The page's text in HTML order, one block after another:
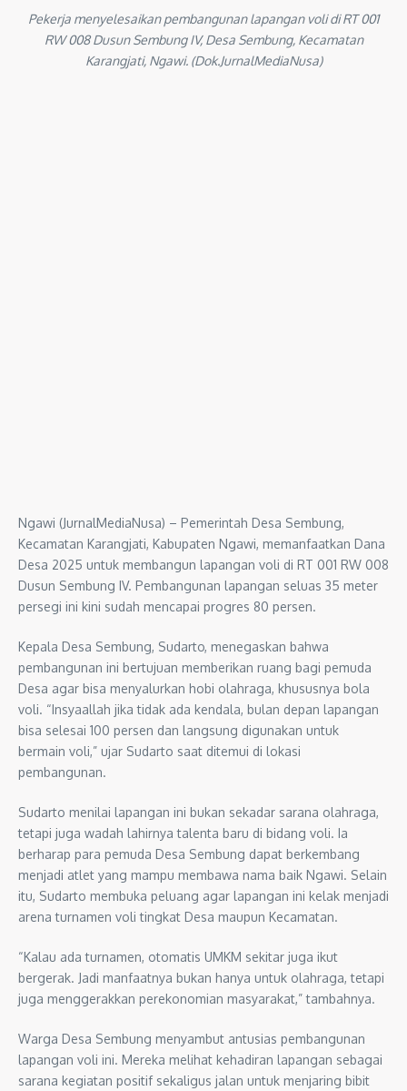
Pekerja menyelesaikan pembangunan lapangan voli di RT 001
RW 008 Dusun Sembung IV, Desa Sembung, Kecamatan
Karangjati, Ngawi. (Dok.JurnalMediaNusa)
Ngawi (JurnalMediaNusa) – Pemerintah Desa Sembung,
Kecamatan Karangjati, Kabupaten Ngawi, memanfaatkan Dana
Desa 2025 untuk membangun lapangan voli di RT 001 RW 008
Dusun Sembung IV. Pembangunan lapangan seluas 35 meter
persegi ini kini sudah mencapai progres 80 persen.
Kepala Desa Sembung, Sudarto, menegaskan bahwa
pembangunan ini bertujuan memberikan ruang bagi pemuda
Desa agar bisa menyalurkan hobi olahraga, khususnya bola
voli. “Insyaallah jika tidak ada kendala, bulan depan lapangan
bisa selesai 100 persen dan langsung digunakan untuk
bermain voli,” ujar Sudarto saat ditemui di lokasi
pembangunan.
Sudarto menilai lapangan ini bukan sekadar sarana olahraga,
tetapi juga wadah lahirnya talenta baru di bidang voli. Ia
berharap para pemuda Desa Sembung dapat berkembang
menjadi atlet yang mampu membawa nama baik Ngawi. Selain
itu, Sudarto membuka peluang agar lapangan ini kelak menjadi
arena turnamen voli tingkat Desa maupun Kecamatan.
“Kalau ada turnamen, otomatis UMKM sekitar juga ikut
bergerak. Jadi manfaatnya bukan hanya untuk olahraga, tetapi
juga menggerakkan perekonomian masyarakat,” tambahnya.
Warga Desa Sembung menyambut antusias pembangunan
lapangan voli ini. Mereka melihat kehadiran lapangan sebagai
sarana kegiatan positif sekaligus jalan untuk menjaring bibit